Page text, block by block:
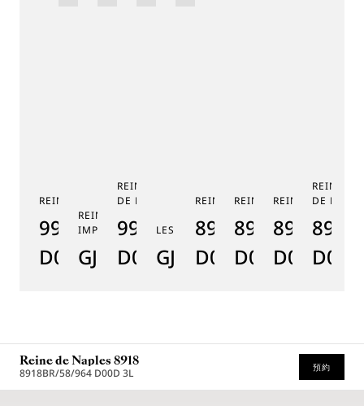
REINE DE NAPLES 9915
9915BB/58/964
D0
REINE DE NAPLES PERLES
IMPÉRIALES
GJ29BH89254DD5J4
REINE DE NAPLES PHASE
DE LUNE 9935
9935BH/4Y/J40
D0
LES JARDINS DU PETIT TRIANON
GJE25BH20.8985DB
REINE DE NAPLES 8925
8925BH/5W/J40
D0
REINE DE NAPLES 8918
8918BB/5D/
D0
REINE DE
8938BB/
D0
REINE
DE LUNE
D000
Reine de Naples 8918
8918BR/58/964 D00D 3L 預約